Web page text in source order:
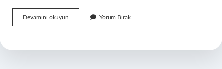
Devamını okuyun
Nereyi
Yorum Bırak